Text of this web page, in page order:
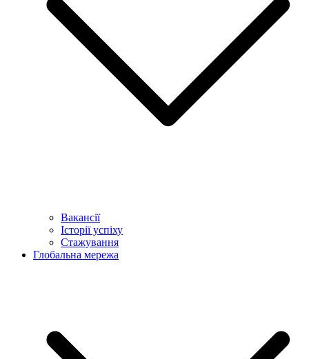
Вакансії
Історії успіху
Стажування
Глобальна мережа